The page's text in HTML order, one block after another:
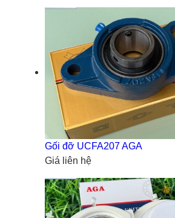
Gối đỡ UCFA207 AGA
Giá liên hệ